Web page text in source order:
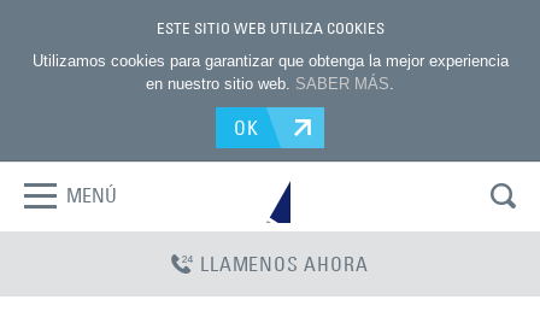
ESTE SITIO WEB UTILIZA COOKIES
Utilizamos cookies para garantizar que obtenga la mejor experiencia
en nuestro sitio web. SABER MÁS.
OK
MENÚ
LLAMENOS AHORA